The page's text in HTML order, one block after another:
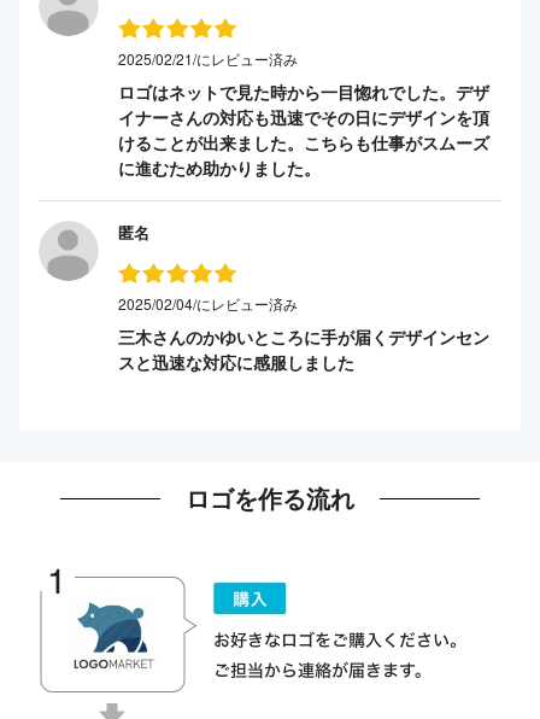
2025/02/21/にレビュー済み
ロゴはネットで見た時から一目惚れでした。デザ
イナーさんの対応も迅速でその日にデザインを頂
けることが出来ました。こちらも仕事がスムーズ
に進むため助かりました。
匿名
2025/02/04/にレビュー済み
三木さんのかゆいところに手が届くデザインセン
スと迅速な対応に感服しました
ロゴを作る流れ